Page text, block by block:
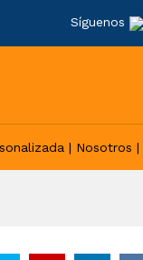
Síguenos
| Nosotros |